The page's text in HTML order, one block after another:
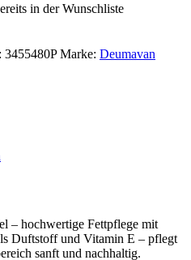
in der Wunschliste
3455480P Marke: Deumavan
– hochwertige Fettpflege mit
Duftstoff und Vitamin E – pflegt
sanft und nachhaltig.